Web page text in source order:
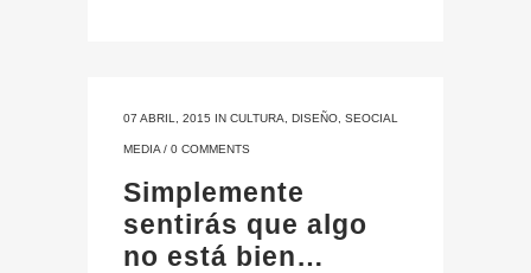
07 ABRIL, 2015 IN CULTURA DISEÑO SEOCIAL
MEDIA / 0 COMMENTS
Simplemente
sentirás que algo
no está bien…